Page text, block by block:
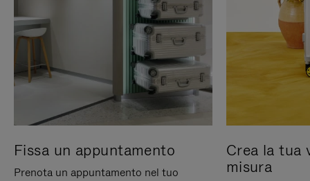
Fissa un appuntamento
Prenota un appuntamento nel tuo
Crea la tua
misura